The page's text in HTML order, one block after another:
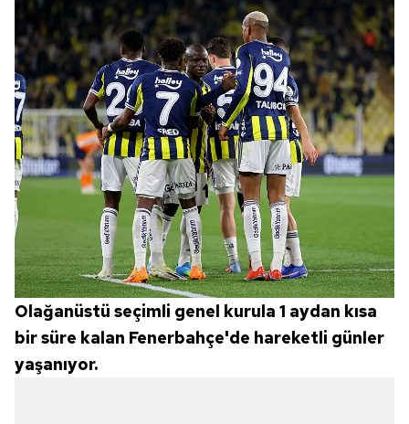
Olağanüstü seçimli genel kurula 1 aydan kısa
bir süre kalan Fenerbahçe'de hareketli günler
yaşanıyor.